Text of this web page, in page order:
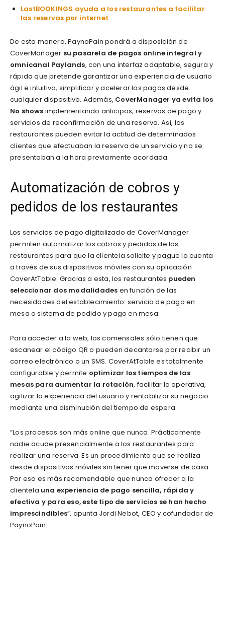
LastBOOKINGS ayuda a los restaurantes a facilitar
las reservas por internet
De esta manera, PaynoPain pondrá a disposición de
CoverManager su pasarela de pagos online integral y
omnicanal Paylands, con una interfaz adaptable, segura y
rápida que pretende garantizar una experiencia de usuario
ágil e intuitiva, simplificar y acelerar los pagos desde
cualquier dispositivo. Además, CoverManager ya evita los
No shows implementando anticipos, reservas de pago y
servicios de reconfirmación de una reserva. Así, los
restaurantes pueden evitar la actitud de determinados
clientes que efectuaban la reserva de un servicio y no se
presentaban a la hora previamente acordada.
Automatización de cobros y
pedidos de los restaurantes
Los servicios de pago digitalizado de CoverManager
permiten automatizar los cobros y pedidos de los
restaurantes para que la clientela solicite y pague la cuenta
a través de sus dispositivos móviles con su aplicación
CoverAtTable. Gracias a esta, los restaurantes pueden
seleccionar dos modalidades en función de las
necesidades del establecimiento: servicio de pago en
mesa o sistema de pedido y pago en mesa.
Para acceder a la web, los comensales sólo tienen que
escanear el código QR o pueden decantarse por recibir un
correo electrónico o un SMS. CoverAtTable es totalmente
configurable y permite optimizar los tiempos de las
mesas para aumentar la rotación, facilitar la operativa,
agilizar la experiencia del usuario y rentabilizar su negocio
mediante una disminución del tiempo de espera.
“Los procesos son más online que nunca. Prácticamente
nadie acude presencialmente a los restaurantes para
realizar una reserva. Es un procedimiento que se realiza
desde dispositivos móviles sin tener que moverse de casa.
Por eso es más recomendable que nunca ofrecer a la
clientela una experiencia de pago sencilla, rápida y
efectiva y para eso, este tipo de servicios se han hecho
imprescindibles”, apunta Jordi Nebot, CEO y cofundador de
PaynoPain.